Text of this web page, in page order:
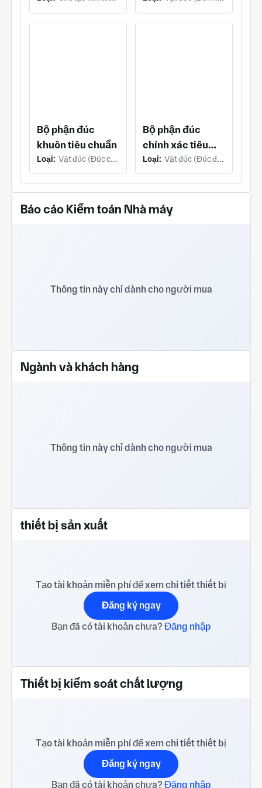
Bộ phận đúc
khuôn tiêu chuẩn
Loại: Vật đúc (Đúc chết)
Bộ phận đúc
chính xác tiêu
chuẩn
Loại: Vật đúc (Đúc đầu tư)
Báo cáo Kiểm toán Nhà máy
Thông tin này chỉ dành cho người mua
Ngành và khách hàng
Thông tin này chỉ dành cho người mua
thiết bị sản xuất
Tạo tài khoản miễn phí để xem chi tiết thiết bị
Đăng ký ngay
Bạn đã có tài khoản chưa? Đăng nhập
Thiết bị kiểm soát chất lượng
Tạo tài khoản miễn phí để xem chi tiết thiết bị
Đăng ký ngay
Bạn đã có tài khoản chưa? Đăng nhập